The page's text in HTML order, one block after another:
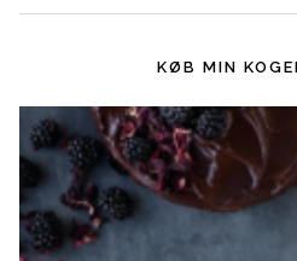
KØB MIN